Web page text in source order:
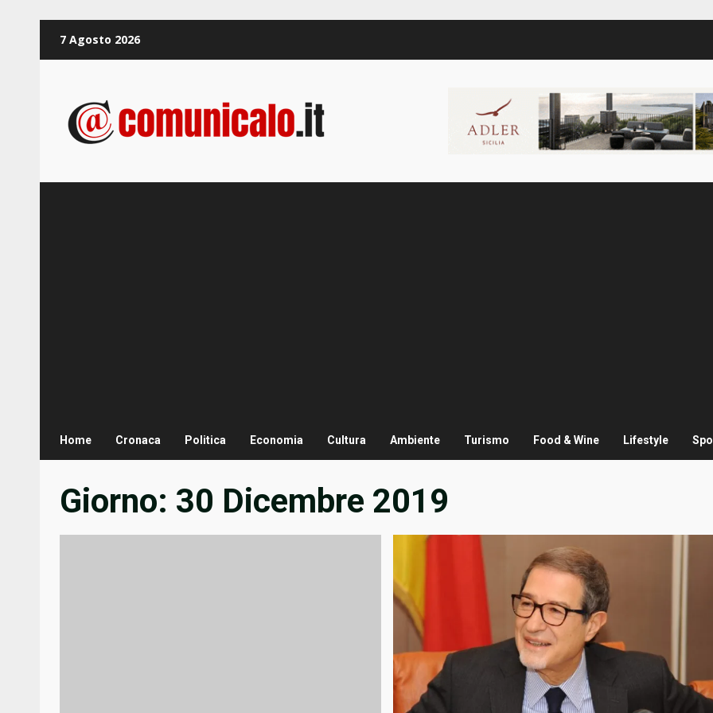
Inhalt7 Agosto 2026
Home Cronaca Politica Economia Cultura Ambiente Turismo Food & Wine Lifestyle
Giorno: 30 Dicembre 2019